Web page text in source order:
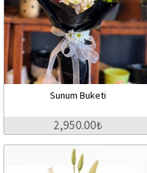
Sunum Buketi
2,950.00₺